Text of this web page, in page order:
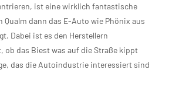
ist eine wirklich fantastische
Qualm dann das E-Auto wie Phönix aus
Dabei ist es den Herstellern
ob das Biest was auf die Straße kippt
das die Autoindustrie interessiert sind